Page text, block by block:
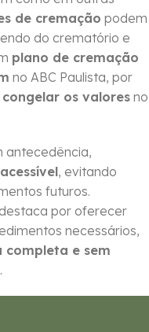
de cremação podem
do crematório e
plano de cremação
no ABC Paulista, por
congelar os valores no
antecedência,
, evitando
futuros.
por oferecer
necessários,
completa e sem